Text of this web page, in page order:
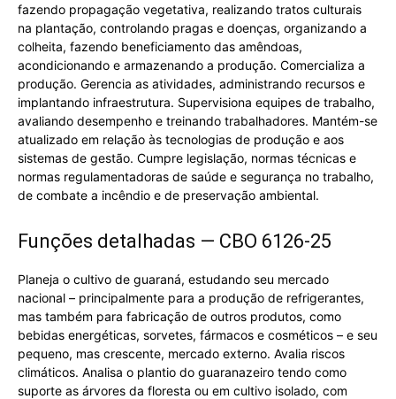
fazendo propagação vegetativa, realizando tratos culturais
na plantação, controlando pragas e doenças, organizando a
colheita, fazendo beneficiamento das amêndoas,
acondicionando e armazenando a produção. Comercializa a
produção. Gerencia as atividades, administrando recursos e
implantando infraestrutura. Supervisiona equipes de trabalho,
avaliando desempenho e treinando trabalhadores. Mantém-se
atualizado em relação às tecnologias de produção e aos
sistemas de gestão. Cumpre legislação, normas técnicas e
normas regulamentadoras de saúde e segurança no trabalho,
de combate a incêndio e de preservação ambiental.
Funções detalhadas — CBO 6126-25
Planeja o cultivo de guaraná, estudando seu mercado
nacional – principalmente para a produção de refrigerantes,
mas também para fabricação de outros produtos, como
bebidas energéticas, sorvetes, fármacos e cosméticos – e seu
pequeno, mas crescente, mercado externo. Avalia riscos
climáticos. Analisa o plantio do guaranazeiro tendo como
suporte as árvores da floresta ou em cultivo isolado, com